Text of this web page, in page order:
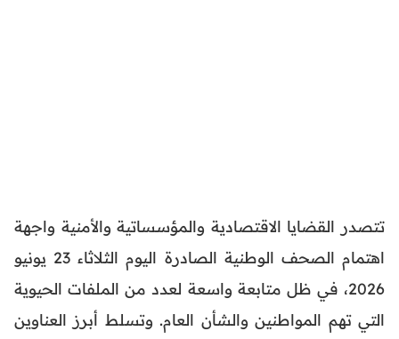
تتصدر القضايا الاقتصادية والمؤسساتية والأمنية واجهة
اهتمام الصحف الوطنية الصادرة اليوم الثلاثاء 23 يونيو
2026، في ظل متابعة واسعة لعدد من الملفات الحيوية
التي تهم المواطنين والشأن العام. وتسلط أبرز العناوين